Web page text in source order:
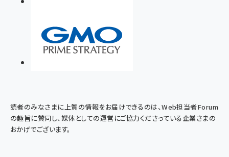
読者のみなさまに上質の情報をお届けできるのは、Web担当者Forum
の趣旨に賛同し、媒体としての運営にご協力くださっている企業さまの
おかげでございます。